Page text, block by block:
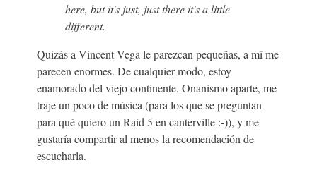
here, but it's just, just there it's a little
different.
Quizás a Vincent Vega le parezcan pequeñas, a mí me
parecen enormes. De cualquier modo, estoy
enamorado del viejo continente. Onanismo aparte, me
traje un poco de música (para los que se preguntan
para qué quiero un Raid 5 en canterville :-)), y me
gustaría compartir al menos la recomendación de
escucharla.